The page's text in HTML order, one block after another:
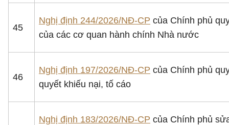
45
Nghị định 244/2026/NĐ-CP của Chính phủ
của các cơ quan hành chính Nhà nước
46
Nghị định 197/2026/NĐ-CP của Chính phủ
quyết khiếu nại, tố cáo
Nghị định 183/2026/NĐ-CP của Chính phủ